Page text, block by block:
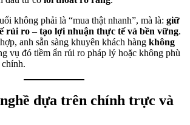
không phải là “mua thật nhanh”, mà là: giữ
rủi ro – tạo lợi nhuận thực tế và bền vững.
anh sẵn sàng khuyên khách hàng không
vụ đó tiềm ẩn rủi ro pháp lý hoặc không phù
dựa trên chính trực và